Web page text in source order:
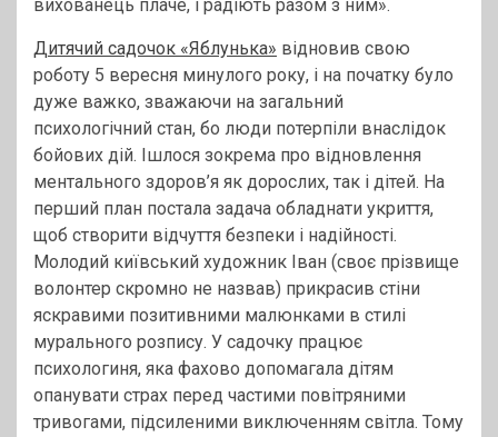
вихованець плаче, і радіють разом з ним».
Дитячий садочок «Яблунька» відновив свою
роботу 5 вересня минулого року, і на початку було
дуже важко, зважаючи на загальний
психологічний стан, бо люди потерпіли внаслідок
бойових дій. Ішлося зокрема про відновлення
ментального здоров’я як дорослих, так і дітей. На
перший план постала задача обладнати укриття,
щоб створити відчуття безпеки і надійності.
Молодий київський художник Іван (своє прізвище
волонтер скромно не назвав) прикрасив стіни
яскравими позитивними малюнками в стилі
мурального розпису. У садочку працює
психологиня, яка фахово допомагала дітям
опанувати страх перед частими повітряними
тривогами, підсиленими виключенням світла. Тому